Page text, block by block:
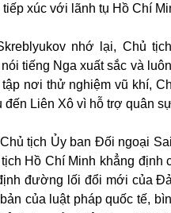
xúc với lãnh tụ Hồ Chí
nhớ lại, Chủ
tiếng Nga xuất sắc và
nơi thử nghiệm vũ khí,
Liên Xô vì hỗ trợ quân
tịch Ủy ban Đối ngoại
Hồ Chí Minh khẳng định
đường lối đổi mới của
của luật pháp quốc tế,